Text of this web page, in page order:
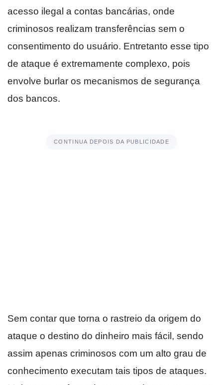
acesso ilegal a contas bancárias, onde
criminosos realizam transferências sem o
consentimento do usuário. Entretanto esse tipo
de ataque é extremamente complexo, pois
envolve burlar os mecanismos de segurança
dos bancos.
CONTINUA DEPOIS DA PUBLICIDADE
Sem contar que torna o rastreio da origem do
ataque o destino do dinheiro mais fácil, sendo
assim apenas criminosos com um alto grau de
conhecimento executam tais tipos de ataques.